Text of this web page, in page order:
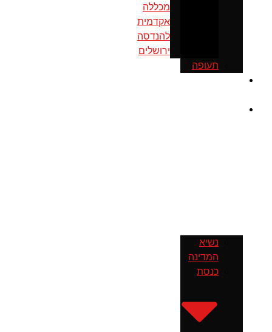
מכללה
אקדמית
להנדסה
ירושלים
תעופה
נשיא
המדינה
כנסת